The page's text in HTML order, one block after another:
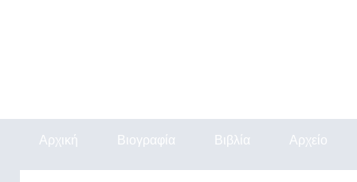
Αρχική Βιογραφία Βιβλία Αρχείο